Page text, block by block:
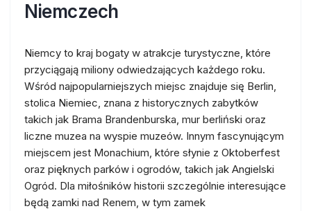
Niemczech
Niemcy to kraj bogaty w atrakcje turystyczne, które
przyciągają miliony odwiedzających każdego roku.
Wśród najpopularniejszych miejsc znajduje się Berlin,
stolica Niemiec, znana z historycznych zabytków
takich jak Brama Brandenburska, mur berliński oraz
liczne muzea na wyspie muzeów. Innym fascynującym
miejscem jest Monachium, które słynie z Oktoberfest
oraz pięknych parków i ogrodów, takich jak Angielski
Ogród. Dla miłośników historii szczególnie interesujące
będą zamki nad Renem, w tym zamek